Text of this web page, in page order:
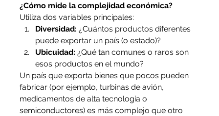
¿Cómo mide la complejidad económica?
Utiliza dos variables principales:
Diversidad: ¿Cuántos productos diferentes
puede exportar un país (o estado)?
Ubicuidad: ¿Qué tan comunes o raros son
esos productos en el mundo?
Un país que exporta bienes que pocos pueden
fabricar (por ejemplo, turbinas de avión,
medicamentos de alta tecnología o
semiconductores) es más complejo que otro